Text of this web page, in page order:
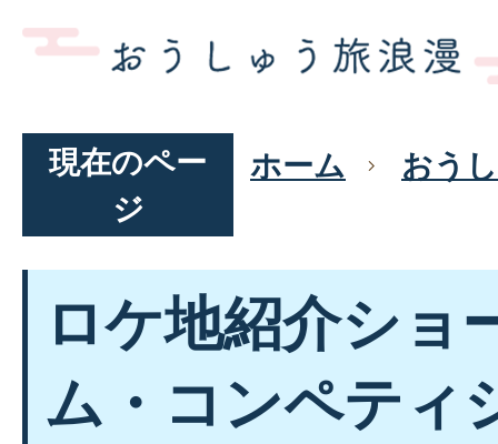
現在のペー
ジ
ホーム おう
ロケ地紹介ショ
ム・コンペティ